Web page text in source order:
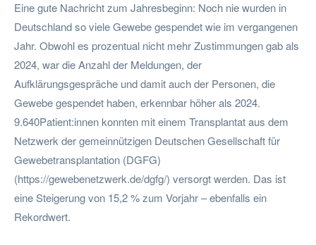
Eine gute Nachricht zum Jahresbeginn: Noch nie wurden in
Deutschland so viele Gewebe gespendet wie im vergangenen
Jahr. Obwohl es prozentual nicht mehr Zustimmungen gab als
2024, war die Anzahl der Meldungen, der
Aufklärungsgespräche und damit auch der Personen, die
Gewebe gespendet haben, erkennbar höher als 2024.
9.640Patient:innen konnten mit einem Transplantat aus dem
Netzwerk der gemeinnützigen Deutschen Gesellschaft für
Gewebetransplantation (DGFG)
(https://gewebenetzwerk.de/dgfg/) versorgt werden. Das ist
eine Steigerung von 15,2 % zum Vorjahr – ebenfalls ein
Rekordwert.